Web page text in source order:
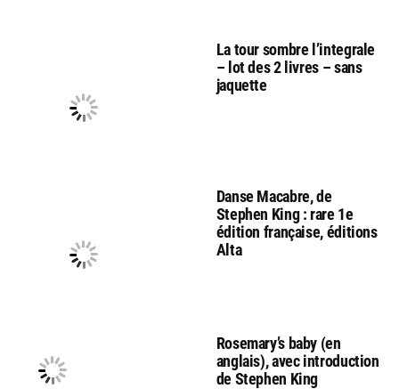
La tour sombre l’integrale
– lot des 2 livres – sans
jaquette
Danse Macabre, de
Stephen King : rare 1e
édition française, éditions
Alta
Rosemary’s baby (en
anglais), avec introduction
de Stephen King